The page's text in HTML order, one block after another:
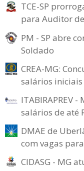
TCE-SP
para Auditor
PM - SP abre
Soldado
CREA-MG:
salários iniciais
ITABIRAPREV
salários de até
DMAE de
com vagas
CIDASG - MG